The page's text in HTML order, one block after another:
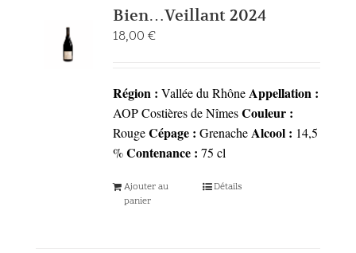
Bien…Veillant 2024
18,00 €
Région : Vallée du Rhône Appellation :
AOP Costières de Nîmes Couleur :
Rouge Cépage : Grenache Alcool : 14,5
% Contenance : 75 cl
Ajouter au
panier
Détails